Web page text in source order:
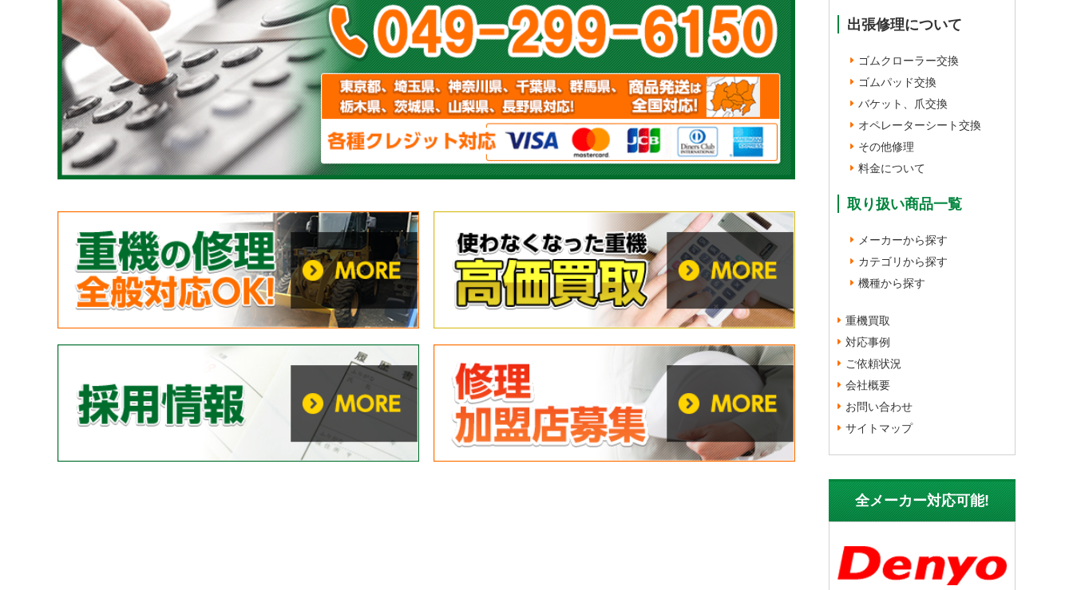
出張修理について
ゴムクローラー交換
ゴムパッド交換
バケット、爪交換
オペレーターシート交換
その他修理
料金について
取り扱い商品一覧
メーカーから探す
カテゴリから探す
機種から探す
重機買取
対応事例
ご依頼状況
会社概要
お問い合わせ
サイトマップ
全メーカー対応可能!